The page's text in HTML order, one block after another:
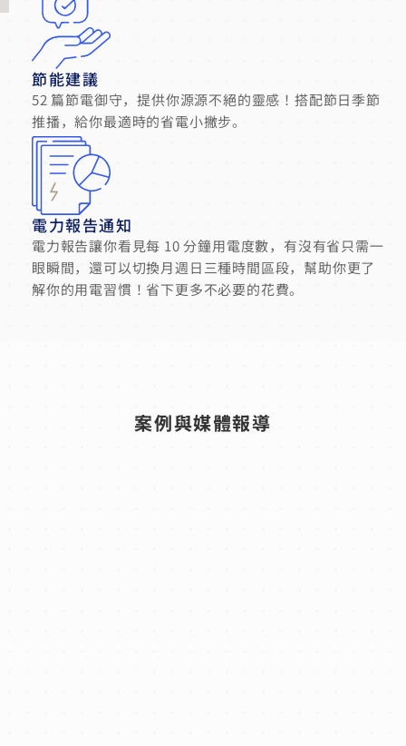
節能建議
52 篇節電御守，提供你源源不絕的靈感！搭配節日季節
推播，給你最適時的省電小撇步。
電力報告通知
電力報告讓你看見每 10 分鐘用電度數，有沒有省只需一
眼瞬間，還可以切換月週日三種時間區段，幫助你更了
解你的用電習慣！省下更多不必要的花費。
案例與媒體報導